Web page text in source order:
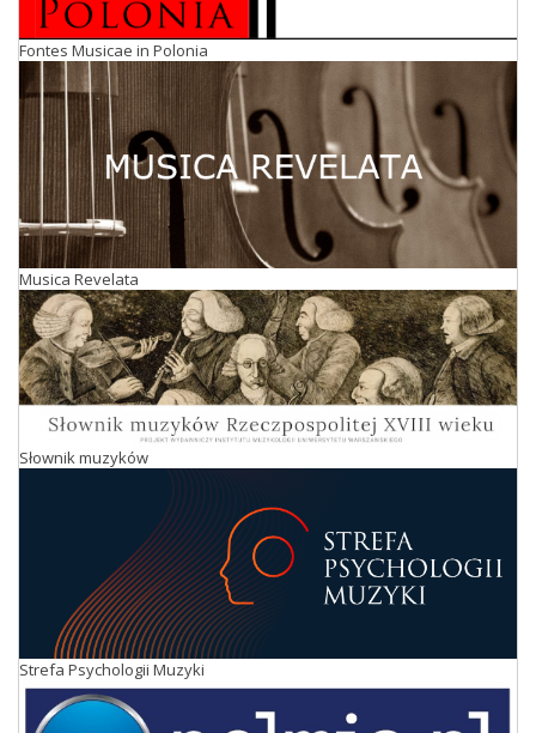
Fontes Musicae in Polonia
Musica Revelata
Słownik muzyków
Strefa Psychologii Muzyki